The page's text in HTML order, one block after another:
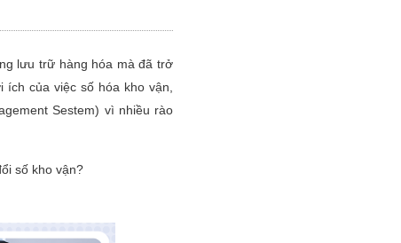
lưu trữ hàng hóa mà đã trở
của việc số hóa kho vận,
Sestem) vì nhiều rào
số kho vận?